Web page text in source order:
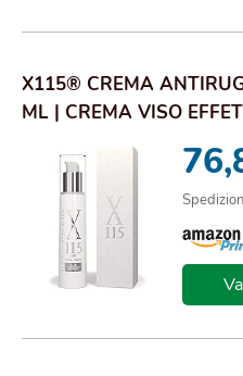
X115® CREMA
ML | CREMA VISO